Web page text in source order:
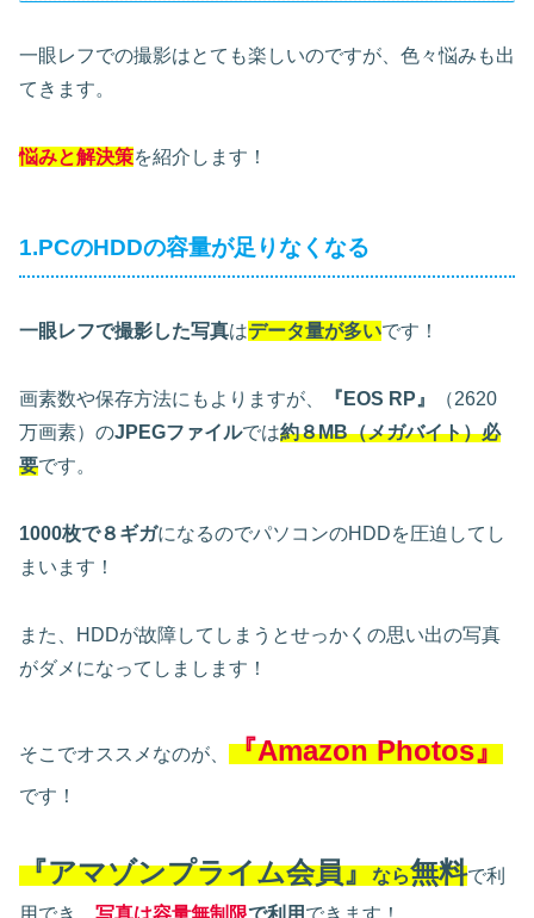
一眼レフでの撮影はとても楽しいのですが、色々悩みも出
てきます。
悩みと解決策を紹介します！
1.PCのHDDの容量が足りなくなる
一眼レフで撮影した写真はデータ量が多いです！
画素数や保存方法にもよりますが、 『EOS RP』
（2620
万画素）のJPEGファイルでは約８MB（メガバイト）必
要です。
1000枚で８ギガになるのでパソコンのHDDを圧迫してし
まいます！
また、HDDが故障してしまうとせっかくの思い出の写真
がダメになってしまします！
そこでオススメなのが、 『Amazon Photos』
です！
『アマゾンプライム会員』なら無料で利